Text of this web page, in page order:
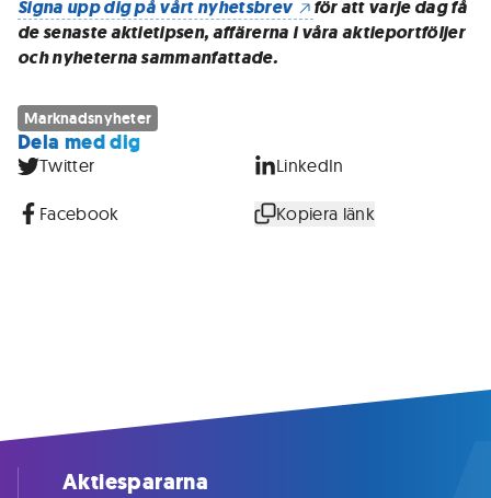
Signa upp dig på vårt nyhetsbrev
för att varje dag få
de senaste aktietipsen, affärerna i våra aktieportföljer
och nyheterna sammanfattade.
Marknadsnyheter
Dela med dig
Twitter LinkedIn
Facebook Kopiera länk
Aktiespararna